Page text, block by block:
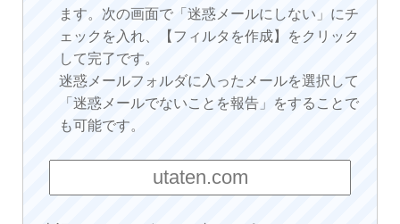
ます。次の画面で「迷惑メールにしない」にチ
ェックを入れ、【フィルタを作成】をクリック
して完了です。
迷惑メールフォルダに入ったメールを選択して
「迷惑メールでないことを報告」をすることで
も可能です。